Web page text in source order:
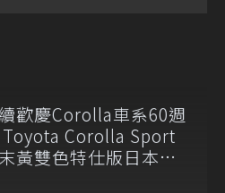
歡慶Corolla車系60週
Corolla Sport
黃雙色特仕版日本登